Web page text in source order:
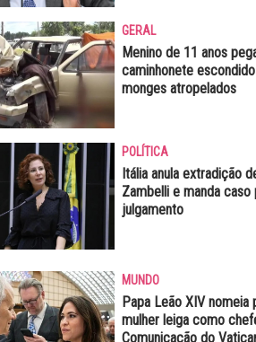
GERAL
Menino de 11 anos
caminhonete
monges atropelados
POLÍTICA
Itália anula extradição
Zambelli e manda caso
julgamento
MUNDO
Papa Leão XIV nomeia
mulher leiga como
Comunicação do